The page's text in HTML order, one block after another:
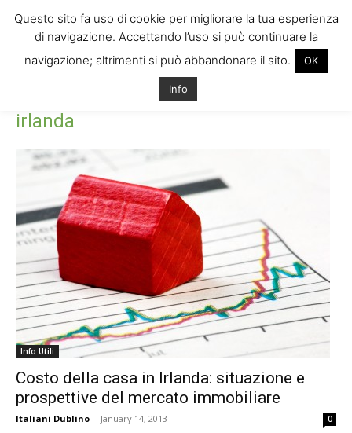
Tag: investire mercato immobiliare
irlanda
Info Utili
Costo della casa in Irlanda: situazione e
prospettive del mercato immobiliare
Italiani Dublino - January 14, 2013 0
Questo sito fa uso di cookie per migliorare la tua esperienza
di navigazione. Accettando l’uso si può continuare la
navigazione; altrimenti si può abbandonare il sito.
OK
Info